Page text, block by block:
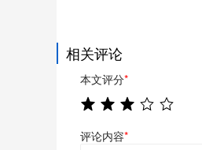
相关评论
本文评分*
评论内容*